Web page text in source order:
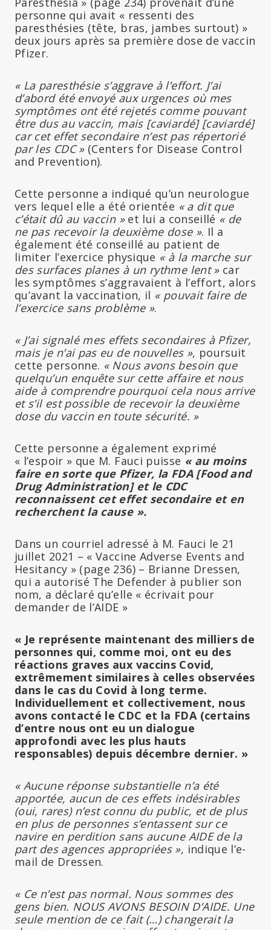
personne qui avait « ressenti des
paresthésies (tête, bras, jambes surtout) »
deux jours après sa première dose de vaccin
Pfizer.
« La paresthésie s’aggrave à l’effort. J’ai
d’abord été envoyé aux urgences où mes
symptômes ont été rejetés comme pouvant
être dus au vaccin, mais [caviardé] [caviardé]
car cet effet secondaire n’est pas répertorié
par les CDC »(Centers for Disease Control
and Prevention).
Cette personne a indiqué qu’un neurologue
vers lequel elle a été orientée « a dit que
c’était dû au vaccin »et lui a conseillé « de
ne pas recevoir la deuxième dose ». Il a
également été conseillé au patient de
limiter l’exercice physique « à la marche sur
des surfaces planes à un rythme lent » car
les symptômes s’aggravaient à l’effort, alors
qu’avant la vaccination, il « pouvait faire de
l’exercice sans problème ».
« J’ai signalé mes effets secondaires à Pfizer,
mais je n’ai pas eu de nouvelles », poursuit
cette personne. « Nous avons besoin que
quelqu’un enquête sur cette affaire et nous
aide à comprendre pourquoi cela nous arrive
et s’il est possible de recevoir la deuxième
dose du vaccin en toute sécurité. »
Cette personne a également exprimé
« l’espoir » que M. Fauci puisse « au moins
faire en sorte que Pfizer, la FDA [Food and
Drug Administration] et le CDC
reconnaissent cet effet secondaire et en
recherchent la cause ».
Dans un courriel adressé à M. Fauci le 21
juillet 2021 – « Vaccine Adverse Events and
Hesitancy » (page 236) – Brianne Dressen,
qui a autorisé The Defender à publier son
nom, a déclaré qu’elle « écrivait pour
demander de l’AIDE »
« Je représente maintenant des milliers de
personnes qui, comme moi, ont eu des
réactions graves aux vaccins Covid,
extrêmement similaires à celles observées
dans le cas du Covid à long terme.
Individuellement et collectivement, nous
avons contacté le CDC et la FDA (certains
d’entre nous ont eu un dialogue
approfondi avec les plus hauts
responsables) depuis décembre dernier. »
« Aucune réponse substantielle n’a été
apportée, aucun de ces effets indésirables
(oui, rares) n’est connu du public, et de plus
en plus de personnes s’entassent sur ce
navire en perdition sans aucune AIDE de la
part des agences appropriées », indique l’e-
mail de Dressen.
« Ce n’est pas normal. Nous sommes des
gens bien. NOUS AVONS BESOIN D’AIDE. Une
seule mention de ce fait (…) changerait la